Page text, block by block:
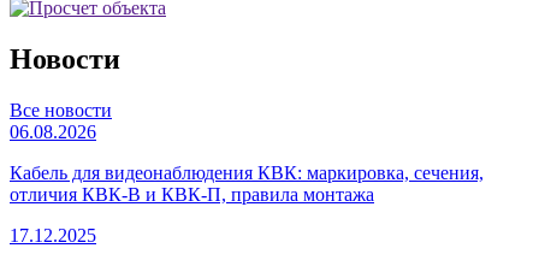
Новости
Все новости
06.08.2026
Кабель для видеонаблюдения КВК: маркировка, сечения,
отличия КВК-В и КВК-П, правила монтажа
17.12.2025